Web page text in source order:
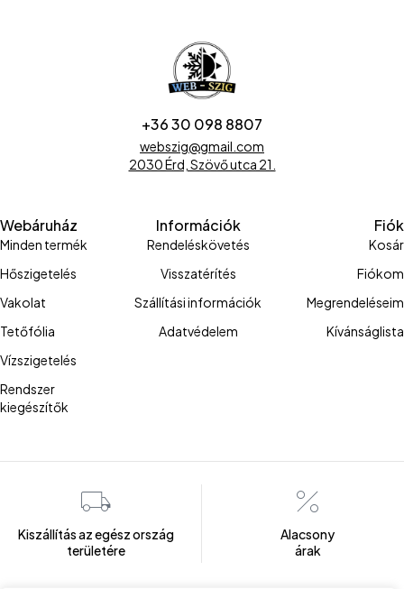
+36 30 098 8807
webszig@gmail.com
2030 Érd, Szövő utca 21.
Webáruház
Minden termék
Hőszigetelés
Vakolat
Tetőfólia
Vízszigetelés
Rendszer
kiegészítők
Információk
Rendeléskövetés
Visszatérítés
Szállítási információk
Adatvédelem
Fiók
Kosár
Fiókom
Megrendeléseim
Kívánságlista
Kiszállítás az egész ország
területére
Alacsony
árak